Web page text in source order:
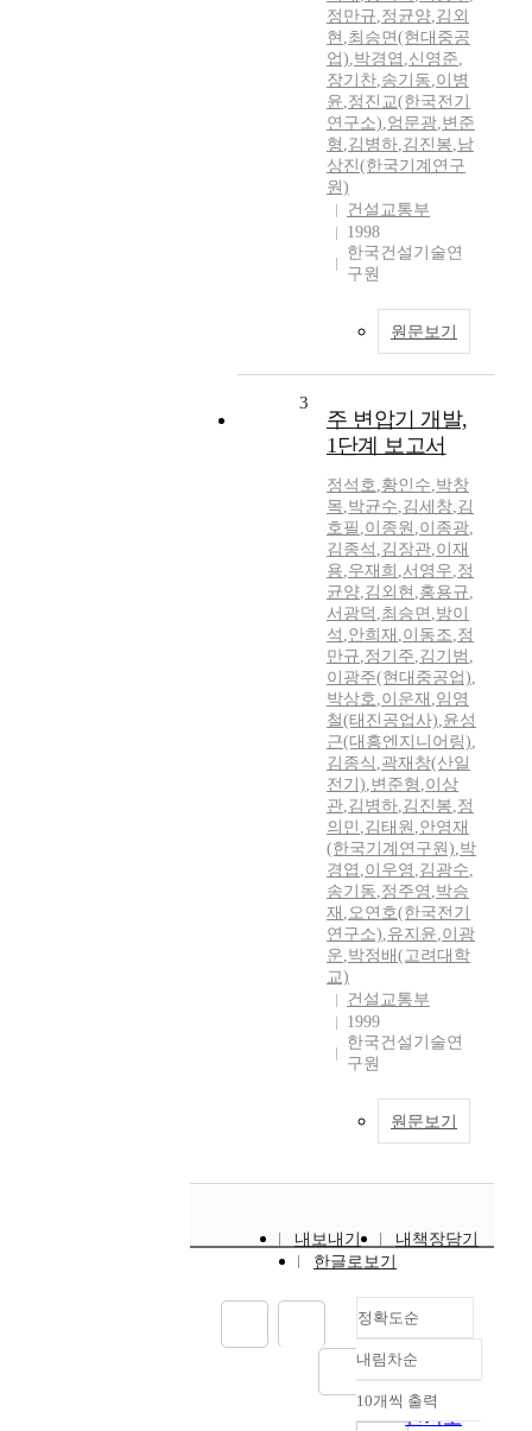
정만규,정균양,김외
현 ,최승면(현대중공
업),박경엽 ,신영준,
장기찬,송기동,이병
윤,정진교(한국전기
연구소),엄문광,변준
형 ,김병하,김진봉,남
상진(한국기계연구
원)
건설교통부
1998
한국건설기술연
구원
원문보기
3
주 변압기 개발,
1단계 보고서
정석호,황인수,박창
목,박균수,김세창,김
호필 ,이종원 ,이종광,
김종석 ,김장관,이재
용,우재희 ,서영우,정
균양,김외현 ,홍용규,
서광덕 ,최승면 ,방이
석 ,안희재 ,이동조,정
만규,정기주,김기범 ,
이광주(현대중공업),
박상호,이운재 ,임영
철(태진공업사),윤성
근(대흥엔지니어링),
김종식 ,곽재창(산일
전기),변준형 ,이상
관,김병하,김진봉,정
의민 ,김태원 ,안영재
(한국기계연구원),박
경엽 ,이우영 ,김광수,
송기동,정주영 ,박승
재 ,오연호(한국전기
연구소),유지윤,이광
운,박정배(고려대학
교)
건설교통부
1999
한국건설기술연
구원
원문보기
내보내기
내책장담기
한글로보기
정확도순
정확도
순
인기도
내림차순
내림차순
10개씩 출력